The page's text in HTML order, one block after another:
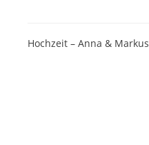
Hochzeit – Anna & Markus